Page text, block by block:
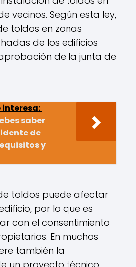
vecinos. Según esta ley,
toldos en zonas
de los edificios
de la junta de
interesa:
saber
de
y
toldos puede afectar
por lo que es
con el consentimiento
En muchos
también la
un proyecto técnico